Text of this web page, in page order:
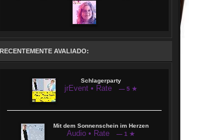
zu dürfen. Z.B. bei Flori Silbereisen oder Stefan Mross. 2021 erschien das
Album Mit dem Sonnenschein im Herzen und 2024 Bis ans Ende der Welt
Außerdem am 7 Mai 2024 erster Auftritt mit der Kollegin Anja Weiner in Can
RECENTEMENTE AVALIADO:
Schlagerparty
jrEvent • Rate — 5 ★
Mit dem Sonnenschein im Herzen
Audio • Rate — 1 ★